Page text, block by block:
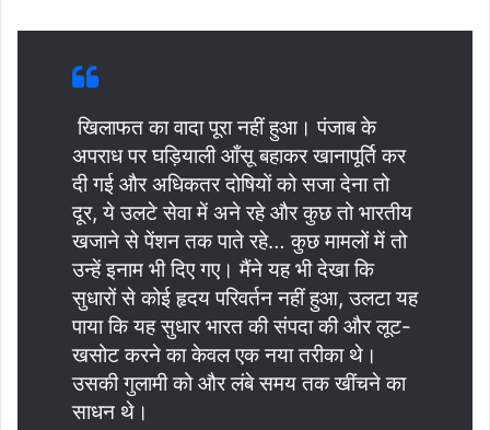
खिलाफत का वादा पूरा नहीं हुआ। पंजाब के
अपराध पर घड़ियाली आँसू बहाकर खानापूर्ति कर
दी गई और अधिकतर दोषियों को सजा देना तो
दूर, ये उलटे सेवा में अने रहे और कुछ तो भारतीय
खजाने से पेंशन तक पाते रहे… कुछ मामलों में तो
उन्हें इनाम भी दिए गए। मैंने यह भी देखा कि
सुधारों से कोई हृदय परिवर्तन नहीं हुआ, उलटा यह
पाया कि यह सुधार भारत की संपदा की और लूट-
खसोट करने का केवल एक नया तरीका थे।
उसकी गुलामी को और लंबे समय तक खींचने का
साधन थे।